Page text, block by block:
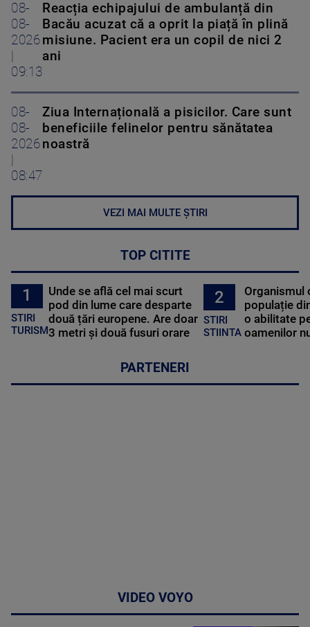
08-
08-
2026
09:13
Reacția echipajului de ambulanță din
Bacău acuzat că a oprit la piață în plină
misiune. Pacient era un copil de nici 2
ani
08-
08-
2026
08:47
Ziua Internațională a pisicilor. Care sunt
beneficiile felinelor pentru sănătatea
noastră
VEZI MAI MULTE ȘTIRI
TOP CITITE
1
STIRI
TURISM
Unde se află cel mai scurt
pod din lume care desparte
două țări europene. Are doar
3 metri și două fusuri orare
2
STIRI
STIINTA
Organismul
populație
o abilitate
oamenilor
PARTENERI
VIDEO VOYO